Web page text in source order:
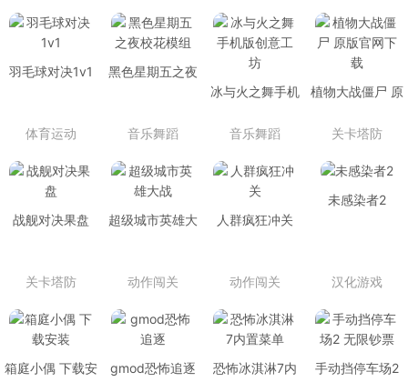
羽毛球对决1v1
体育运动
黑色星期五之夜
音乐舞蹈
冰与火之舞手机
音乐舞蹈
植物大战僵尸 原
关卡塔防
战舰对决果盘
关卡塔防
超级城市英雄大
动作闯关
人群疯狂冲关
动作闯关
未感染者2
汉化游戏
箱庭小偶 下载安
gmod恐怖追逐
恐怖冰淇淋7内
手动挡停车场2